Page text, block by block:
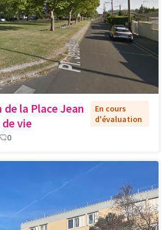
la Place Jean
vie
En cours
d'évaluation
0